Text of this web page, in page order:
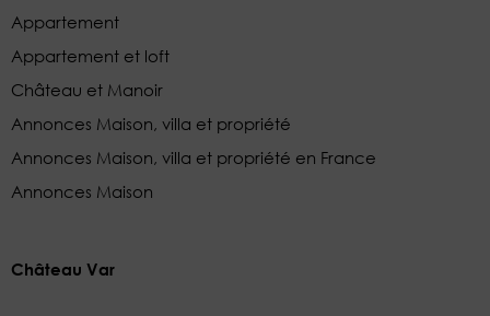
Appartement
Appartement et loft
Château et Manoir
Annonces Maison, villa et propriété
Annonces Maison, villa et propriété en France
Annonces Maison
Château Var